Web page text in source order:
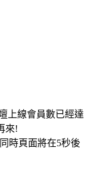
上線會員數已經達
來!
時頁面將在5秒後